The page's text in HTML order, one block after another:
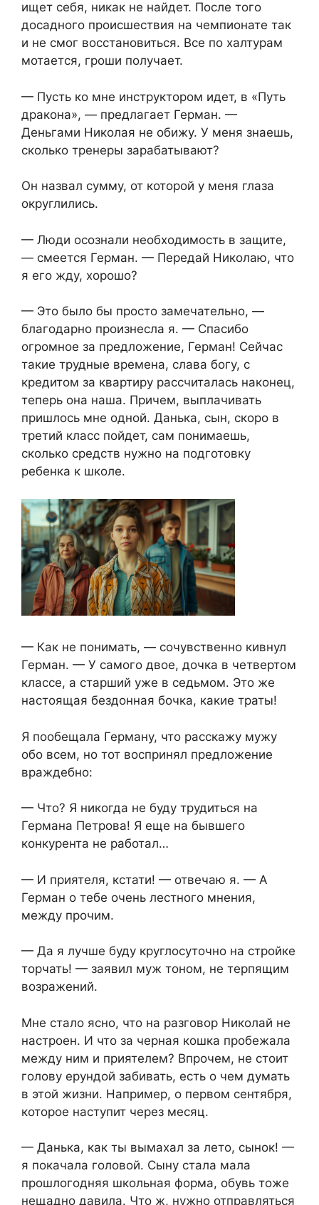
ищет себя, никак не найдет. После того
досадного происшествия на чемпионате так
и не смог восстановиться. Все по халтурам
мотается, гроши получает.
— Пусть ко мне инструктором идет, в «Путь
дракона», — предлагает Герман. —
Деньгами Николая не обижу. У меня знаешь,
сколько тренеры зарабатывают?
Он назвал сумму, от которой у меня глаза
округлились.
— Люди осознали необходимость в защите,
— смеется Герман. — Передай Николаю, что
я его жду, хорошо?
— Это было бы просто замечательно, —
благодарно произнесла я. — Спасибо
огромное за предложение, Герман! Сейчас
такие трудные времена, слава богу, с
кредитом за квартиру рассчиталась наконец,
теперь она наша. Причем, выплачивать
пришлось мне одной. Данька, сын, скоро в
третий класс пойдет, сам понимаешь,
сколько средств нужно на подготовку
ребенка к школе.
— Как не понимать, — сочувственно кивнул
Герман. — У самого двое, дочка в четвертом
классе, а старший уже в седьмом. Это же
настоящая бездонная бочка, какие траты!
Я пообещала Герману, что расскажу мужу
обо всем, но тот воспринял предложение
враждебно:
— Что? Я никогда не буду трудиться на
Германа Петрова! Я еще на бывшего
конкурента не работал…
— И приятеля, кстати! — отвечаю я. — А
Герман о тебе очень лестного мнения,
между прочим.
— Да я лучше буду круглосуточно на стройке
торчать! — заявил муж тоном, не терпящим
возражений.
Мне стало ясно, что на разговор Николай не
настроен. И что за черная кошка пробежала
между ним и приятелем? Впрочем, не стоит
голову ерундой забивать, есть о чем думать
в этой жизни. Например, о первом сентября,
которое наступит через месяц.
— Данька, как ты вымахал за лето, сынок! —
я покачала головой. Сыну стала мала
прошлогодняя школьная форма, обувь тоже
нещадно давила. Что ж, нужно отправляться